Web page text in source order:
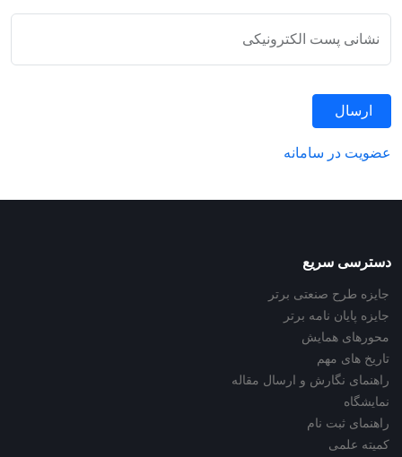
نشانی پست الکترونیکی
ارسال
عضویت در سامانه
دسترسی سریع
جایزه طرح صنعتی برتر
جایزه پایان نامه برتر
محورهای همایش
تاریخ های مهم
راهنمای نگارش و ارسال مقاله
نمایشگاه
راهنمای ثبت نام
کمیته علمی